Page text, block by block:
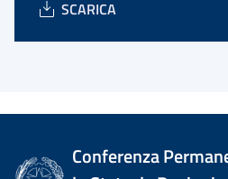
SCARICA
Conferenza